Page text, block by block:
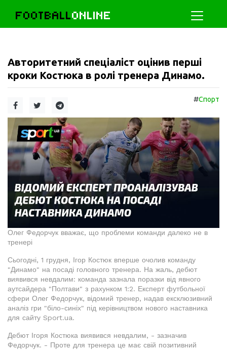
FOOTBALLONLINE
Авторитетний спеціаліст оцінив перші
кроки Костюка в ролі тренера Динамо.
#Спорт
Олег Федорчук вважає, що проблеми команди далеко не в
тренері
Сьогодні, 1 грудня, Ігор Костюк вперше очолив команду
"Динамо" на посаді головного тренера. На жаль, дебют
виявився невдалим: команда зазнала поразки від явного
аутсайдера "Полтави" з рахунком 1:2. Експерт футбольної
сфери Олег Федорчук, відомий тренер, надав ексклюзивний
аналіз гри "біло-синіх" під керівництвом нового наставника
для сайту Sport.ua.
Дебют Ігоря Костюка виявився невдалим, - зазначив
Федорчук. - Проте для тренера це має свій позитивний